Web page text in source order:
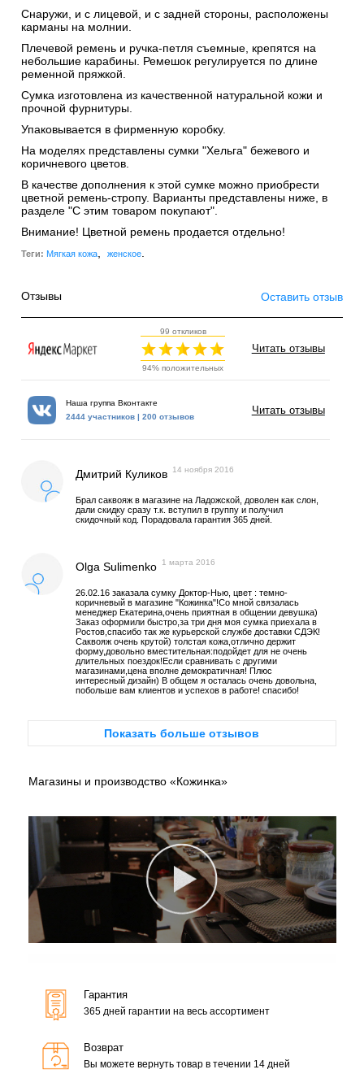
Снаружи, и с лицевой, и с задней стороны, расположены
карманы на молнии.
Плечевой ремень и ручка-петля съемные, крепятся на
небольшие карабины. Ремешок регулируется по длине
ременной пряжкой.
Сумка изготовлена из качественной натуральной кожи и
прочной фурнитуры.
Упаковывается в фирменную коробку.
На моделях представлены сумки "Хельга" бежевого и
коричневого цветов.
В качестве дополнения к этой сумке можно приобрести
цветной ремень-стропу. Варианты представлены ниже, в
разделе "С этим товаром покупают".
Внимание! Цветной ремень продается отдельно!
Теги: Мягкая кожа женское.
Отзывы Оставить отзыв
99 откликов
94% положительных
Читать отзывы
Наша группа Вконтакте
2444 участников | 200 отзывов
Читать отзывы
Дмитрий Куликов 14 ноября 2016
Брал саквояж в магазине на Ладожской, доволен как слон,
дали скидку сразу т.к. вступил в группу и получил
скидочный код. Порадовала гарантия 365 дней.
Olga Sulimenko 1 марта 2016
26.02.16 заказала сумку Доктор-Нью, цвет : темно-
коричневый в магазине "Кожинка"!Со мной связалась
менеджер Екатерина,очень приятная в общении девушка)
Заказ оформили быстро,за три дня моя сумка приехала в
Ростов,спасибо так же курьерской службе доставки СДЭК!
Саквояж очень крутой) толстая кожа,отлично держит
форму,довольно вместительная:подойдет для не очень
длительных поездок!Если сравнивать с другими
магазинами,цена вполне демократичная! Плюс
интересный дизайн) В общем я осталась очень довольна,
побольше вам клиентов и успехов в работе! спасибо!
Показать больше отзывов
Магазины и производство «Кожинка»
Гарантия
365 дней гарантии на весь ассортимент
Возврат
Вы можете вернуть товар в течении 14 дней